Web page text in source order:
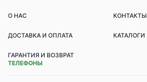
О НАС КОНТАКТЫ
ДОСТАВКА И ОПЛАТА КАТАЛОГИ
ГАРАНТИЯ И ВОЗВРАТ
ТЕЛЕФОНЫ